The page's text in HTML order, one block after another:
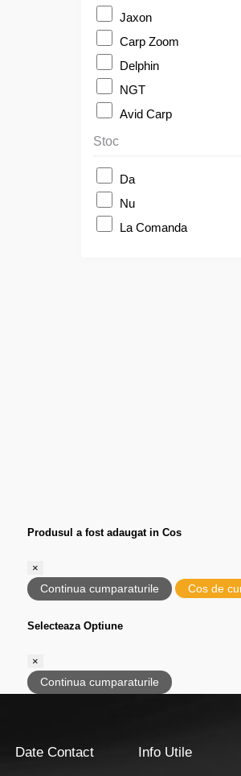
Jaxon
Carp Zoom
Delphin
NGT
Avid Carp
Stoc
Da
Nu
La Comanda
Produsul a fost adaugat in Cos
×
Continua cumparaturile Cos de
Selecteaza Optiune
×
Continua cumparaturile
Date Contact Info Utile